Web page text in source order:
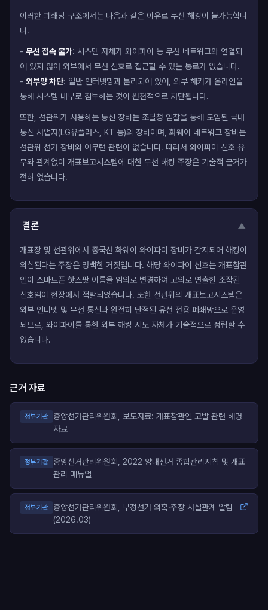
이러한 폐쇄망 구조에서는 다음과 같은 이유로 무선 해킹이 불가능합니
다.
- 무선 접속 불가: 시스템 자체가 와이파이 등 무선 네트워크와 연결되
어 있지 않아 외부에서 무선 신호로 접근할 수 있는 통로가 없습니다.
- 외부망 차단: 일반 인터넷망과 분리되어 있어, 외부 해커가 온라인을
통해 시스템 내부로 침투하는 것이 원천적으로 차단됩니다.
또한, 선관위가 사용하는 통신 장비는 조달청 입찰을 통해 도입된 국내
통신 사업자(LG유플러스, KT 등)의 장비이며, 화웨이 네트워크 장비는
선관위 선거 장비와 아무런 관련이 없습니다. 따라서 와이파이 신호 유
무와 관계없이 개표보고시스템에 대한 무선 해킹 주장은 기술적 근거가
전혀 없습니다.
결론 ▼
개표장 및 선관위에서 중국산 화웨이 와이파이 장비가 감지되어 해킹이
의심된다는 주장은 명백한 거짓입니다. 해당 와이파이 신호는 개표참관
인이 스마트폰 핫스팟 이름을 임의로 변경하여 고의로 연출한 조작된
신호임이 현장에서 적발되었습니다. 또한 선관위의 개표보고시스템은
외부 인터넷 및 무선 통신과 완전히 단절된 유선 전용 폐쇄망으로 운영
되므로, 와이파이를 통한 외부 해킹 시도 자체가 기술적으로 성립할 수
없습니다.
근거 자료
정부기관
중앙선거관리위원회, 보도자료: 개표참관인 고발 관련 해명
자료
정부기관
중앙선거관리위원회, 2022 양대선거 종합관리지침 및 개표
관리 매뉴얼
정부기관
중앙선거관리위원회, 부정선거 의혹·주장 사실관계 알림
(2026.03)